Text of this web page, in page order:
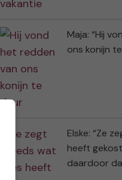
Maja: “Hij
ons konijn
Elske: “Ze
heeft
daardoor